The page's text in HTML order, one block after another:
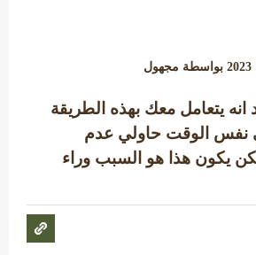
بواسطة مجهول
انه يتعامل معك بهذه الطريقة
نفس الوقت حاولي عدم
يكون هذا هو السبب وراء